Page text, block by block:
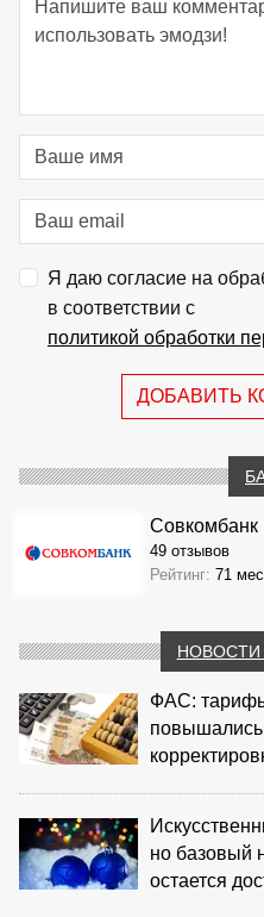
Я даю согласие на
в соответствии с
политикой обработки
ДОБАВИТЬ
Совкомбанк
49 отзывов
Рейтинг: 71
НОВОСТИ
ФАС:
но базовый
остается